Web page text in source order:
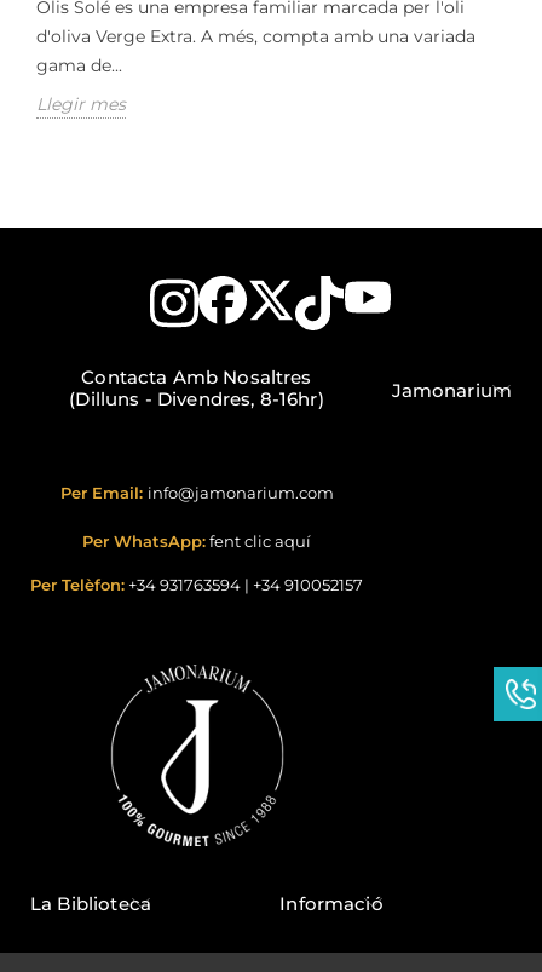
Olis Solé es una empresa familiar marcada per l'oli
d'oliva Verge Extra. A més, compta amb una variada
gama de...
Llegir mes
Contacta Amb Nosaltres
(Dilluns - Divendres, 8-16hr)
Per Email: info@jamonarium.com
Per WhatsApp:fent clic aquí
Per Telèfon: +34 931763594 | +34 910052157
Jamonarium
La Biblioteca Informació